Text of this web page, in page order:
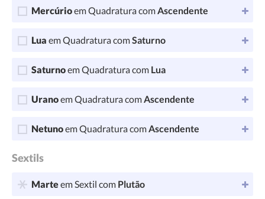
Mercúrioem Quadratura comAscendente
Lua em Quadratura comSaturno
Saturnoem Quadratura com Lua
Uranoem Quadratura comAscendente
Netunoem Quadratura comAscendente
Sextils
Marteem Sextil com Plutão